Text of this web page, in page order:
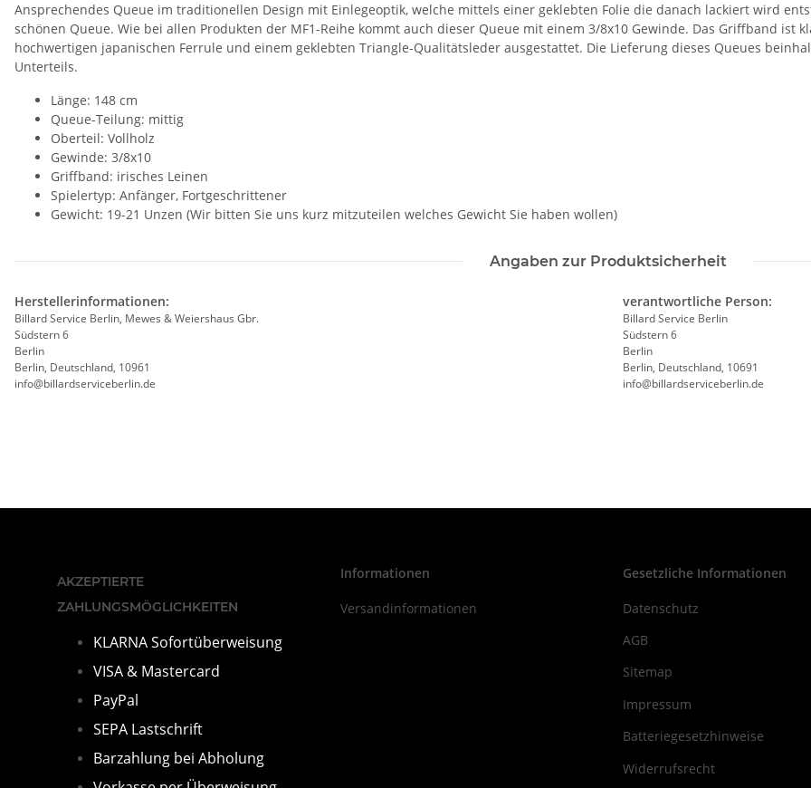
Ansprechendes Queue im traditionellen Design mit Einlegeoptik, welche mittels einer geklebten Folie die danach lackiert wird
schönen Queue. Wie bei allen Produkten der MF1-Reihe kommt auch dieser Queue mit einem 3/8x10 Gewinde. Das Griffband ist
hochwertigen japanischen Ferrule und einem geklebten Triangle-Qualitätsleder ausgestattet. Die Lieferung dieses Queues
Unterteils.
Länge: 148 cm
Queue-Teilung: mittig
Oberteil: Vollholz
Gewinde: 3/8x10
Griffband: irisches Leinen
Spielertyp: Anfänger, Fortgeschrittener
Gewicht: 19-21 Unzen (Wir bitten Sie uns kurz mitzuteilen welches Gewicht Sie haben wollen)
Angaben zur Produktsicherheit
Herstellerinformationen:
Billard Service Berlin, Mewes & Weiershaus Gbr.
Südstern 6
Berlin
Berlin, Deutschland, 10961
info@billardserviceberlin.de
verantwortliche Person:
Billard Service Berlin
Südstern 6
Berlin
Berlin, Deutschland, 10691
info@billardserviceberlin.de
AKZEPTIERTE
ZAHLUNGSMÖGLICHKEITEN
KLARNA Sofortüberweisung
VISA & Mastercard
PayPal
SEPA Lastschrift
Barzahlung bei Abholung
Informationen
Versandinformationen
Gesetzliche Informationen
Datenschutz
AGB
Sitemap
Impressum
Batteriegesetzhinweise
Widerrufsrecht